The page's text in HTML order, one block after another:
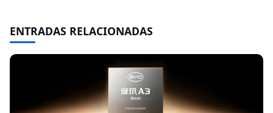
ENTRADAS RELACIONADAS